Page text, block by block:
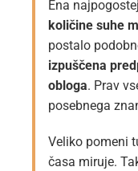
Ena
količine suhe
postalo
izpuščena
obloga. Prav
posebnega
Veliko pomeni
časa miruje.